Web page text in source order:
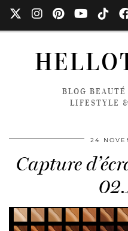
BLOG
LIFESTYLE
24
Capture